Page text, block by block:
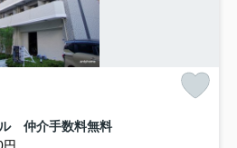
仲介手数料無料